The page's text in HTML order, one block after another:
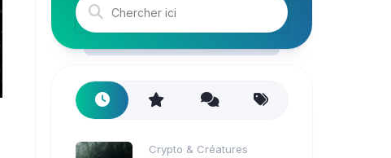
Crypto & Créatures